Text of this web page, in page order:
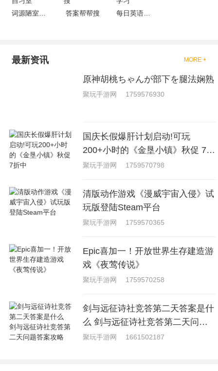
答案帮帮搜 每日英语学习
最新资讯 MORE +
原神胡桃ちゃんが部下を腿法娴熟
聚玩手游网 1759576930
国庆长假爆肝计划启动!可玩
200+小时的《金垦小镇》秋促 7折
中
聚玩手游网 1759570798
清版动作游戏《漫威宇宙入侵》试
玩版登陆Steam平台
聚玩手游网 1759570365
Epic喜加一！开放世界生存建造游
戏《夜莺传说》
聚玩手游网 1759570258
剑与远征诗社竞答第二天答案是什
么 剑与远征诗社竞答第二天问题
答案攻略
聚玩手游网 1661502187